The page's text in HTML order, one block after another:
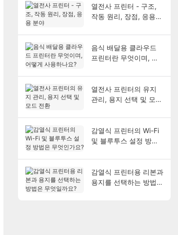
열전사 프린터 - 구조,
작동 원리, 장점, 응용
음식 배달용 클라우드
프린터란 무엇이며, 어
열전사 프린터의 유지
관리, 용지 선택 및 모드
감열식 프린터의 Wi-Fi
및 블루투스 설정 방법
감열식 프린터용 리본과
용지를 선택하는 방법은